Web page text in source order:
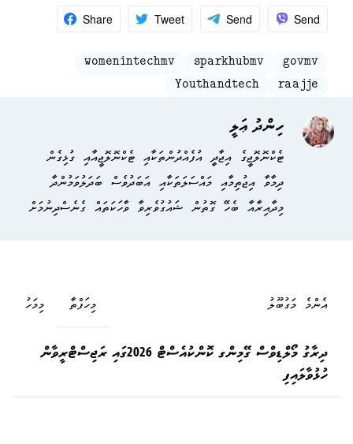
Share Tweet Send Send
womenintechmv sparkhubmv
govmv
Youthandtech
raajje
ހިންދު ޢަލީ
ޓެކްނޮލޮޖީގެ އިޖާދީ އުފެއްދުންތަކާއި ޓެކްނޮލޮޖީއާއި ގުޅިގެން
ދިމާވާ އިޖުތިމާއި މައްސަލަތަކާއި އަބަދުވެސް ބަދަލުވަމުންދާ
މިދާއިރާއާ ބެހޭ ގޮތުން ޝައުގުވެރިވާ ވާހަކަތައް ގެނެސްދިނުމަށް
އެންމެ މަގުބޫލު މިމަހު މިހަފްތާ
ދިރާގު މޯލްޑިވްސް ގޭމިންގ ކޮންކުއެސްޓް 2026ގައި ރަޖިސްޓްރީވާން
ހުޅުވާލައިފި